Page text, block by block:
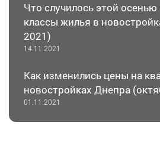
Что случилось этой
классы жилья в
2021)
14.11.2021
Как изменились цены на
новостройках Днепра
01.11.2021